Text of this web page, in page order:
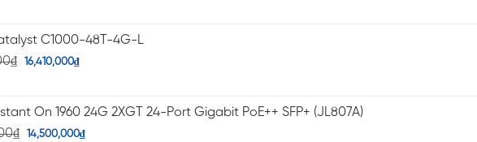
C1000-48T-4G-L
₫ 16,410,000₫
On 1960 24G 2XGT 24-Port Gigabit PoE++ SFP+ (JL807A)
₫ 14,500,000₫